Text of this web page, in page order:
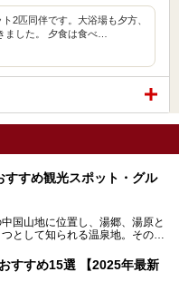
2匹同伴です。大浴場も夕方、
ました。 夕食は食べ…
すめ観光スポット・グル
国山地に位置し、湯郷、湯原と
として知られる温泉地。その泉
泊におすすめの宿、観光スポッ
すすめ15選 【2025年最新